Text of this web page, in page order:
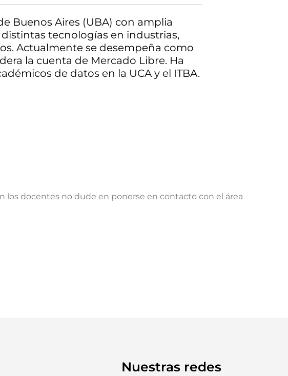
Buenos Aires (UBA) con amplia
tecnologías en industrias,
Actualmente se desempeña como
la cuenta de Mercado Libre. Ha
de datos en la UCA y el ITBA.
los docentes no dude en ponerse en contacto con el área
Nuestras redes